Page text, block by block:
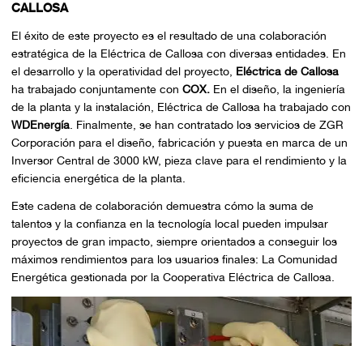
CALLOSA
El éxito de este proyecto es el resultado de una colaboración
estratégica de la Eléctrica de Callosa con diversas entidades. En
el desarrollo y la operatividad del proyecto, Eléctrica de Callosa
ha trabajado conjuntamente con COX.En el diseño, la ingeniería
de la planta y la instalación, Eléctrica de Callosa ha trabajado con
WDEnergía. Finalmente, se han contratado los servicios de ZGR
Corporación para el diseño, fabricación y puesta en marca de un
Inversor Central de 3000 kW, pieza clave para el rendimiento y la
eficiencia energética de la planta.
Este cadena de colaboración demuestra cómo la suma de
talentos y la confianza en la tecnología local pueden impulsar
proyectos de gran impacto, siempre orientados a conseguir los
máximos rendimientos para los usuarios finales: La Comunidad
Energética gestionada por la Cooperativa Eléctrica de Callosa.